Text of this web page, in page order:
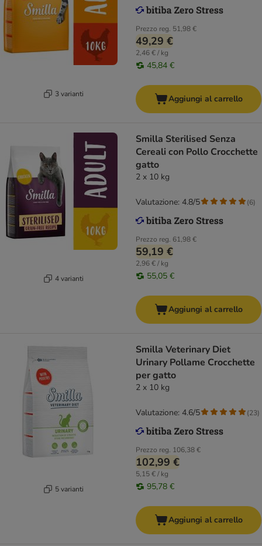
3 varianti
Prezzo reg. 51,98 €
49,29 €
2,46 € / kg
45,84 €
Aggiungi al carrello
4 varianti
Smilla Sterilised Senza
Cereali con Pollo Crocchette
gatto
2 x 10 kg
Prezzo reg. 61,98 €
59,19 €
2,96 € / kg
55,05 €
Valutazione: 4.8/5 (6)
Aggiungi al carrello
5 varianti
Smilla Veterinary Diet
Urinary Pollame Crocchette
per gatto
2 x 10 kg
Prezzo reg. 106,38 €
102,99 €
5,15 € / kg
95,78 €
Valutazione: 4.6/5 (23)
Aggiungi al carrello